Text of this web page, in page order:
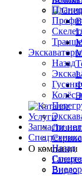
Услуги
Лизинг
Сервис
О компании
Видео
Назад
Запчасти
Назад